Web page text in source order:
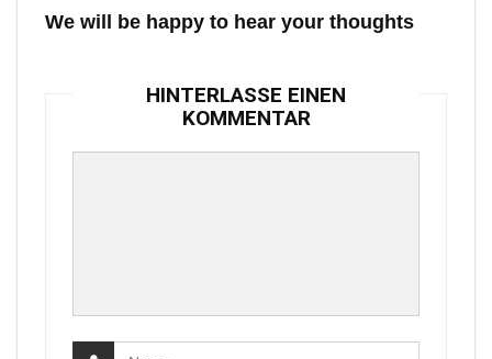
We will be happy to hear your thoughts
HINTERLASSE EINEN
KOMMENTAR